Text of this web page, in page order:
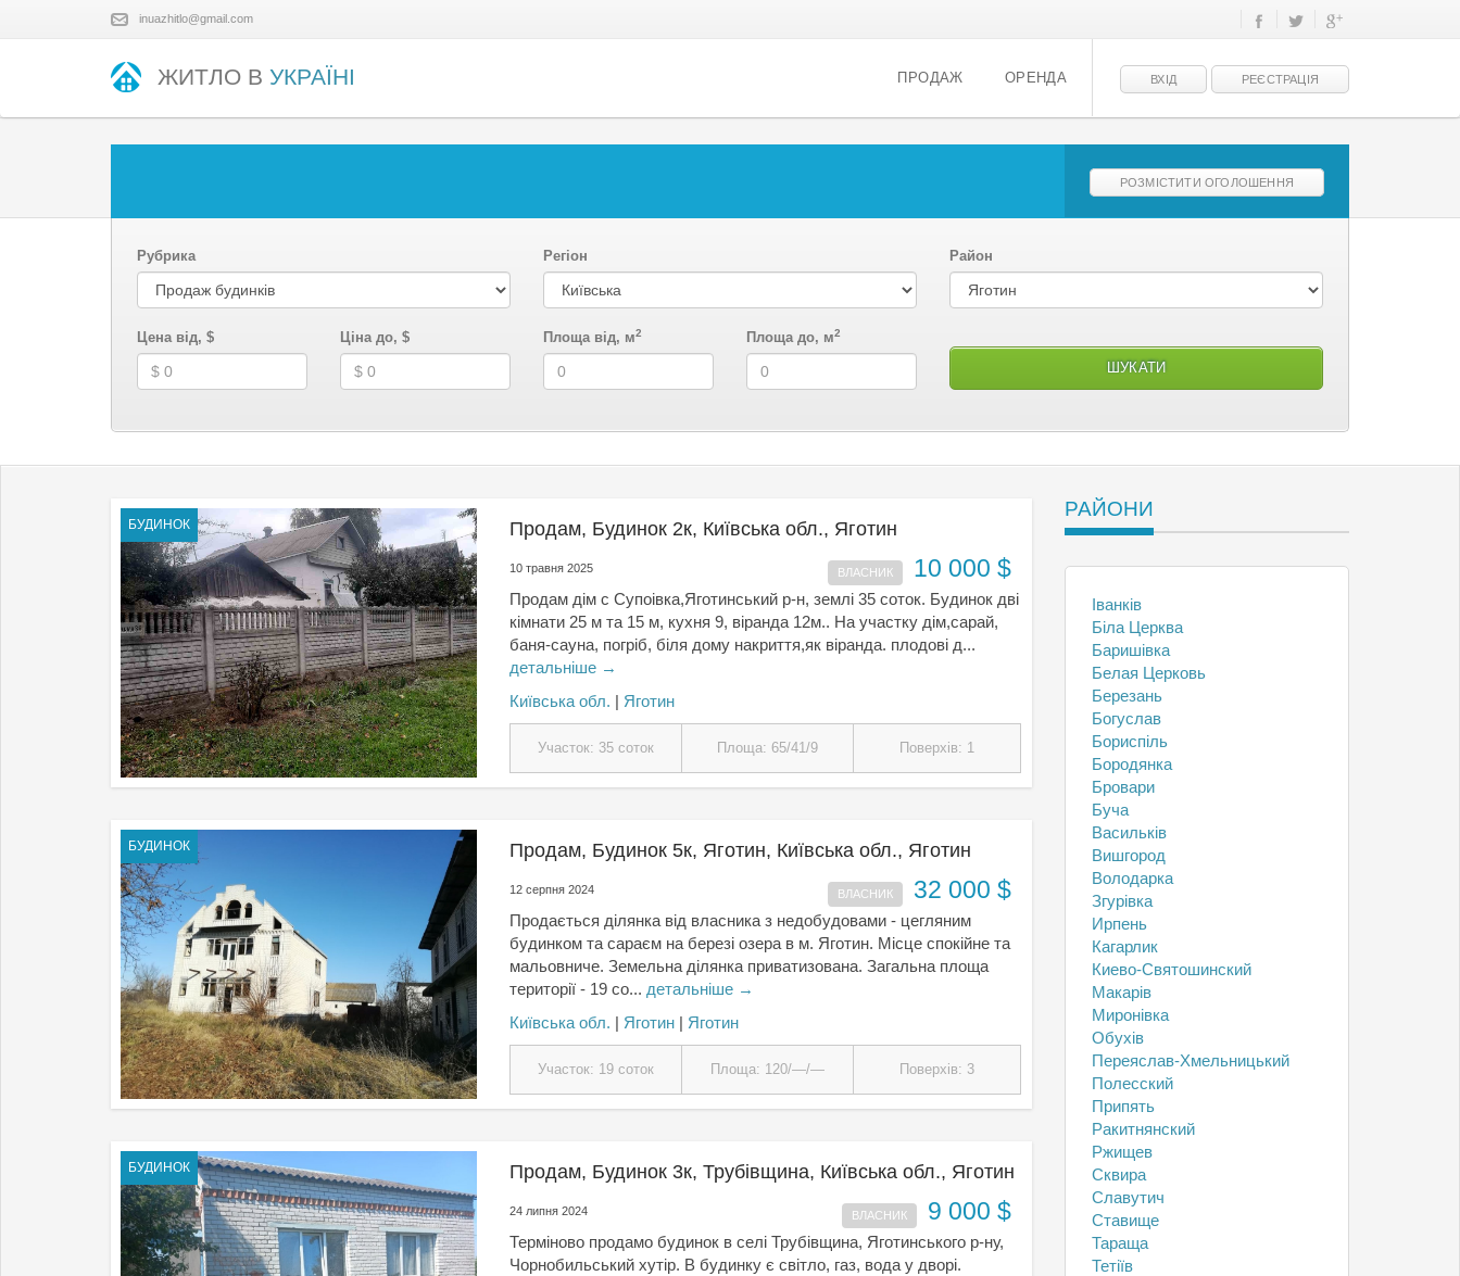
inuazhitlo@gmail.com
ЖИТЛО В УКРАЇНІ ВХІД РЕЄСТРАЦІЯ
ПРОДАЖ ОРЕНДА
РОЗМІСТИТИ ОГОЛОШЕННЯ
Рубрика Регіон Район
Цена від, $ Ціна до, $ Площа від, м2 Площа до, м2
БУДИНОК Продам, Будинок 2к, Київська обл., Яготин
10 травня 2025 ВЛАСНИК 10 000 $
Продам дім с Супоiвка,Яготинський р-н, землі 35 соток. Будинок дві
кімнати 25 м та 15 м, кухня 9, віранда 12м.. На участку дім,сарай,
баня-сауна, погріб, біля дому накриття,як віранда. плодові д...
детальніше →
Київська обл. | Яготин
Участок: 35 соток Площа: 65/41/9 Поверхів: 1
БУДИНОК Продам, Будинок 5к, Яготин, Київська обл., Яготин
12 серпня 2024 ВЛАСНИК 32 000 $
Продається ділянка від власника з недобудовами - цегляним
будинком та сараєм на березі озера в м. Яготин. Місце спокійне та
мальовниче. Земельна ділянка приватизована. Загальна площа
території - 19 со... детальніше →
Київська обл. | Яготин | Яготин
Участок: 19 соток Площа: 120/—/— Поверхів: 3
БУДИНОК Продам, Будинок 3к, Трубівщина, Київська обл., Яготин
24 липня 2024 ВЛАСНИК 9 000 $
Терміново продамо будинок в селі Трубівщина, Яготинського р-ну,
Чорнобильський хутір. В будинку є світло, газ, вода у дворі.
РАЙОНИ
Іванків
Біла Церква
Баришівка
Белая Церковь
Березань
Богуслав
Бориспіль
Бородянка
Бровари
Буча
Васильків
Вишгород
Володарка
Згурівка
Ирпень
Кагарлик
Киево-Святошинский
Макарів
Миронівка
Обухів
Переяслав-Хмельницький
Полесский
Припять
Ракитнянский
Ржищев
Сквира
Славутич
Ставище
Тараща
Тетіїв